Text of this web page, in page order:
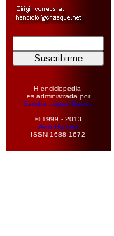
H enciclopedia
es administrada por
Sandra López Desivo
© 1999 - 2013
Amir Hamed
ISSN 1688-1672